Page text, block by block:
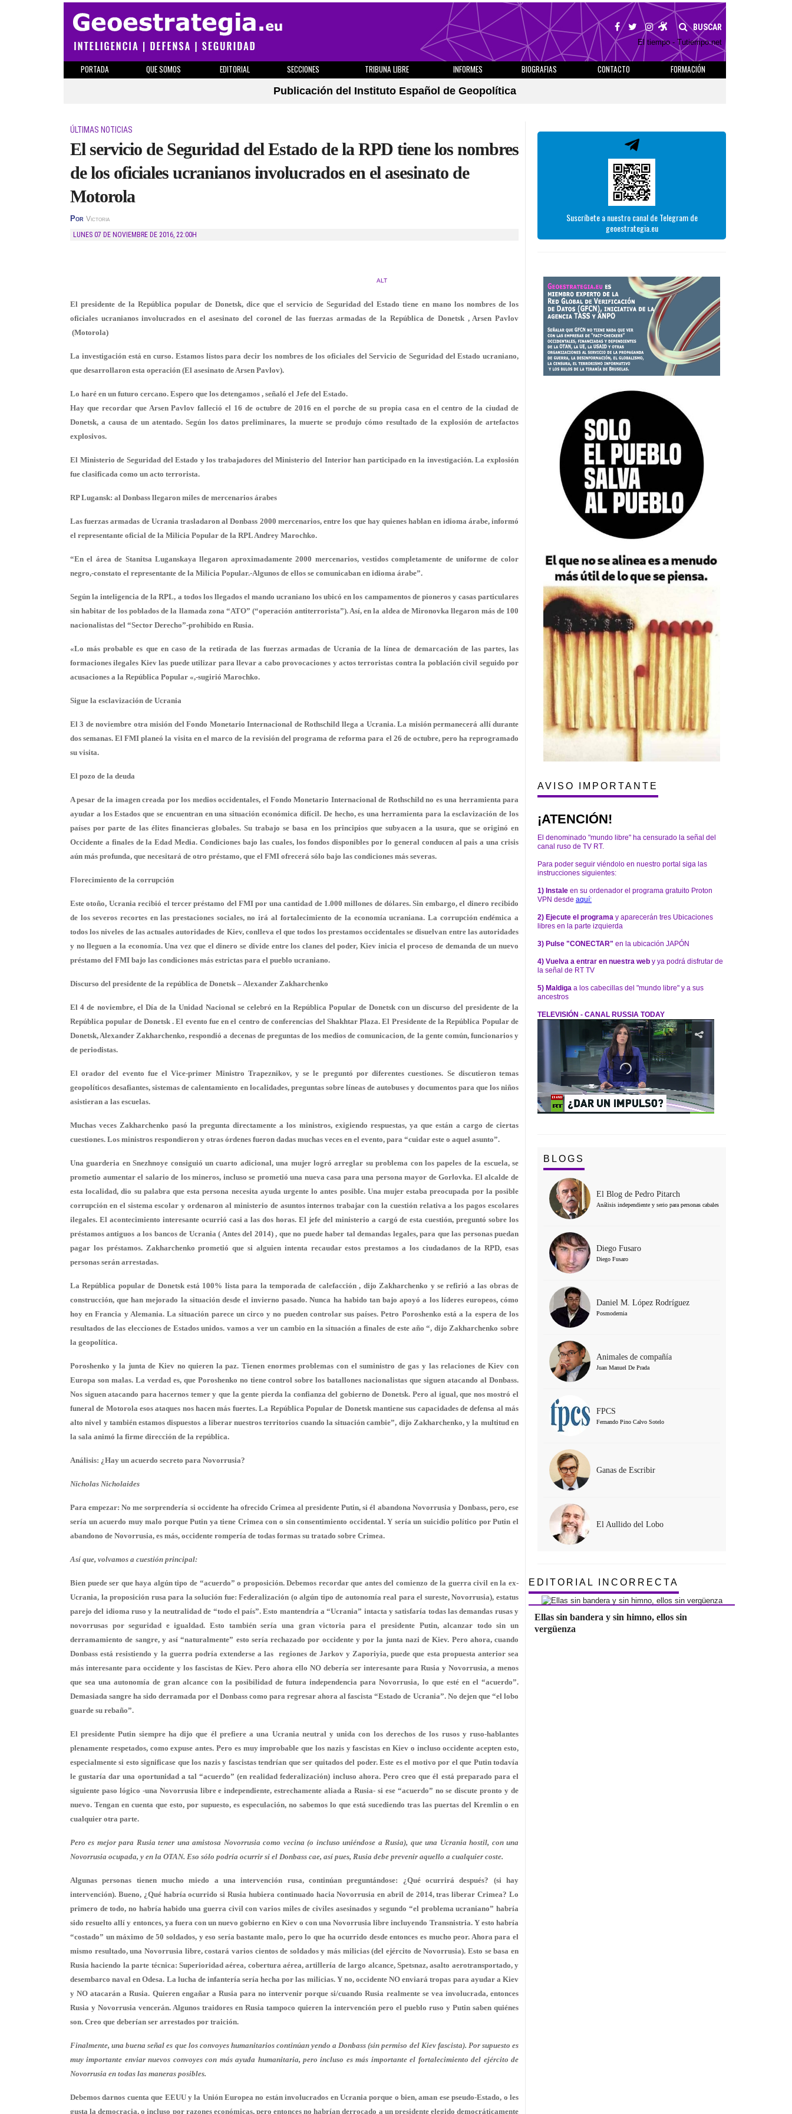
BUSCAR
El tiempo - Tutiempo.net
PORTADA QUE SOMOS EDITORIAL SECCIONES TRIBUNA LIBRE INFORMES BIOGRAFIAS CONTACTO
FORMACIÓN
Publicación del Instituto Español de Geopolítica
ÚLTIMAS NOTICIAS
El servicio de Seguridad del Estado de la RPD tiene los nombres
de los oficiales ucranianos involucrados en el asesinato de
Motorola
Por Victoria
LUNES 07 DE NOVIEMBRE DE 2016, 22:00H
ALT
El presidente de la República popular de Donetsk, dice que el servicio de Seguridad del Estado tiene en mano los nombres de los
oficiales ucranianos involucrados en el asesinato del coronel de las fuerzas armadas de la República de Donetsk , Arsen Pavlov
(Motorola)
La investigación está en curso. Estamos listos para decir los nombres de los oficiales del Servicio de Seguridad del Estado ucraniano,
que desarrollaron esta operación (El asesinato de Arsen Pavlov).
Lo haré en un futuro cercano. Espero que los detengamos , señaló el Jefe del Estado.
Hay que recordar que Arsen Pavlov falleció el 16 de octubre de 2016 en el porche de su propia casa en el centro de la ciudad de
Donetsk, a causa de un atentado. Según los datos preliminares, la muerte se produjo cómo resultado de la explosión de artefactos
explosivos.
El Ministerio de Seguridad del Estado y los trabajadores del Ministerio del Interior han participado en la investigación. La explosión
fue clasificada como un acto terrorista.
RP Lugansk: al Donbass llegaron miles de mercenarios árabes
Las fuerzas armadas de Ucrania trasladaron al Donbass 2000 mercenarios, entre los que hay quienes hablan en idioma árabe, informó
el representante oficial de la Milicia Popular de la RPL Andrey Marochko.
“En el área de Stanitsa Luganskaya llegaron aproximadamente 2000 mercenarios, vestidos completamente de uniforme de color
negro,-constato el representante de la Milicia Popular.-Algunos de ellos se comunicaban en idioma árabe”.
Según la inteligencia de la RPL, a todos los llegados el mando ucraniano los ubicó en los campamentos de pioneros y casas particulares
sin habitar de los poblados de la llamada zona “ATO” (“operación antiterrorista”). Así, en la aldea de Mironovka llegaron más de 100
nacionalistas del “Sector Derecho”-prohibido en Rusia.
«Lo más probable es que en caso de la retirada de las fuerzas armadas de Ucrania de la línea de demarcación de las partes, las
formaciones ilegales Kiev las puede utilizar para llevar a cabo provocaciones y actos terroristas contra la población civil seguido por
acusaciones a la República Popular «,-sugirió Marochko.
Sigue la esclavización de Ucrania
El 3 de noviembre otra misión del Fondo Monetario Internacional de Rothschild llega a Ucrania. La misión permanecerá allí durante
dos semanas. El FMI planeó la visita en el marco de la revisión del programa de reforma para el 26 de octubre, pero ha reprogramado
su visita.
El pozo de la deuda
A pesar de la imagen creada por los medios occidentales, el Fondo Monetario Internacional de Rothschild no es una herramienta para
ayudar a los Estados que se encuentran en una situación económica difícil. De hecho, es una herramienta para la esclavización de los
países por parte de las élites financieras globales. Su trabajo se basa en los principios que subyacen a la usura, que se originó en
Occidente a finales de la Edad Media. Condiciones bajo las cuales, los fondos disponibles por lo general conducen al pais a una crisis
aún más profunda, que necesitará de otro préstamo, que el FMI ofrecerá sólo bajo las condiciones más severas.
Florecimiento de la corrupción
Este otoño, Ucrania recibió el tercer préstamo del FMI por una cantidad de 1.000 millones de dólares. Sin embargo, el dinero recibido
de los severos recortes en las prestaciones sociales, no irá al fortalecimiento de la economía ucraniana. La corrupción endémica a
todos los niveles de las actuales autoridades de Kiev, conlleva el que todos los prestamos occidentales se disuelvan entre las autoridades
y no lleguen a la economía. Una vez que el dinero se divide entre los clanes del poder, Kiev inicia el proceso de demanda de un nuevo
préstamo del FMI bajo las condiciones más estrictas para el pueblo ucraniano.
Discurso del presidente de la república de Donetsk – Alexander Zakharchenko
El 4 de noviembre, el Día de la Unidad Nacional se celebró en la República Popular de Donetsk con un discurso del presidente de la
República popular de Donetsk . El evento fue en el centro de conferencias del Shakhtar Plaza. El Presidente de la República Popular de
Donetsk, Alexander Zakharchenko, respondió a decenas de preguntas de los medios de comunicacion, de la gente común, funcionarios y
de periodistas.
El orador del evento fue el Vice-primer Ministro Trapeznikov, y se le preguntó por diferentes cuestiones. Se discutieron temas
geopolíticos desafiantes, sistemas de calentamiento en localidades, preguntas sobre líneas de autobuses y documentos para que los niños
asistieran a las escuelas.
Muchas veces Zakharchenko pasó la pregunta directamente a los ministros, exigiendo respuestas, ya que están a cargo de ciertas
cuestiones. Los ministros respondieron y otras órdenes fueron dadas muchas veces en el evento, para “cuidar este o aquel asunto”.
Una guarderia en Snezhnoye consiguió un cuarto adicional, una mujer logró arreglar su problema con los papeles de la escuela, se
prometio aumentar el salario de los mineros, incluso se prometió una nueva casa para una persona mayor de Gorlovka. El alcalde de
esta localidad, dio su palabra que esta persona necesita ayuda urgente lo antes posible. Una mujer estaba preocupada por la posible
corrupción en el sistema escolar y ordenaron al ministerio de asuntos internos trabajar con la cuestión relativa a los pagos escolares
ilegales. El acontecimiento interesante ocurrió casi a las dos horas. El jefe del ministerio a cargó de esta cuestión, preguntó sobre los
préstamos antiguos a los bancos de Ucrania ( Antes del 2014) , que no puede haber tal demandas legales, para que las personas puedan
pagar los préstamos. Zakharchenko prometió que si alguien intenta recaudar estos prestamos a los ciudadanos de la RPD, esas
personas serán arrestadas.
La República popular de Donetsk está 100% lista para la temporada de calefacción , dijo Zakharchenko y se refirió a las obras de
construcción, que han mejorado la situación desde el invierno pasado. Nunca ha habido tan bajo apoyó a los líderes europeos, cómo
hoy en Francia y Alemania. La situación parece un circo y no pueden controlar sus países. Petro Poroshenko está a la espera de los
resultados de las elecciones de Estados unidos. vamos a ver un cambio en la situación a finales de este año “, dijo Zakharchenko sobre
la geopolítica.
Poroshenko y la junta de Kiev no quieren la paz. Tienen enormes problemas con el suministro de gas y las relaciones de Kiev con
Europa son malas. La verdad es, que Poroshenko no tiene control sobre los batallones nacionalistas que siguen atacando al Donbass.
Nos siguen atacando para hacernos temer y que la gente pierda la confianza del gobierno de Donetsk. Pero al igual, que nos mostró el
funeral de Motorola esos ataques nos hacen más fuertes. La República Popular de Donetsk mantiene sus capacidades de defensa al más
alto nivel y también estamos dispuestos a liberar nuestros territorios cuando la situación cambie”, dijo Zakharchenko, y la multitud en
la sala animó la firme dirección de la república.
Análisis: ¿Hay un acuerdo secreto para Novorrusia?
Nicholas Nicholaides
Para empezar: No me sorprendería si occidente ha ofrecido Crimea al presidente Putin, si él abandona Novorrusia y Donbass, pero, ese
sería un acuerdo muy malo porque Putin ya tiene Crimea con o sin consentimiento occidental. Y sería un suicidio político por Putin el
abandono de Novorrusia, es más, occidente rompería de todas formas su tratado sobre Crimea.
Así que, volvamos a cuestión principal:
Bien puede ser que haya algún tipo de “acuerdo” o proposición. Debemos recordar que antes del comienzo de la guerra civil en la ex-
Ucrania, la proposición rusa para la solución fue: Federalización (o algún tipo de autonomía real para el sureste, Novorrusia), estatus
parejo del idioma ruso y la neutralidad de “todo el país”. Esto mantendría a “Ucrania” intacta y satisfaría todas las demandas rusas y
novorrusas por seguridad e igualdad. Esto también sería una gran victoria para el presidente Putin, alcanzar todo sin un
derramamiento de sangre, y así “naturalmente” esto sería rechazado por occidente y por la junta nazi de Kiev. Pero ahora, cuando
Donbass está resistiendo y la guerra podría extenderse a las regiones de Jarkov y Zaporiyia, puede que esta propuesta anterior sea
más interesante para occidente y los fascistas de Kiev. Pero ahora ello NO debería ser interesante para Rusia y Novorrusia, a menos
que sea una autonomía de gran alcance con la posibilidad de futura independencia para Novorrusia, lo que esté en el “acuerdo”.
Demasiada sangre ha sido derramada por el Donbass como para regresar ahora al fascista “Estado de Ucrania”. No dejen que “el lobo
guarde su rebaño”.
El presidente Putin siempre ha dijo que él prefiere a una Ucrania neutral y unida con los derechos de los rusos y ruso-hablantes
plenamente respetados, como expuse antes. Pero es muy improbable que los nazis y fascistas en Kiev o incluso occidente acepten esto,
especialmente si esto significase que los nazis y fascistas tendrían que ser quitados del poder. Este es el motivo por el que Putin todavía
le gustaría dar una oportunidad a tal “acuerdo” (en realidad federalización) incluso ahora. Pero creo que él está preparado para el
siguiente paso lógico -una Novorrusia libre e independiente, estrechamente aliada a Rusia- si ese “acuerdo” no se discute pronto y de
nuevo. Tengan en cuenta que esto, por supuesto, es especulación, no sabemos lo que está sucediendo tras las puertas del Kremlin o en
cualquier otra parte.
Pero es mejor para Rusia tener una amistosa Novorrusia como vecina (o incluso uniéndose a Rusia), que una Ucrania hostil, con una
Novorrusia ocupada, y en la OTAN. Eso sólo podría ocurrir si el Donbass cae, así pues, Rusia debe prevenir aquello a cualquier coste.
Algunas personas tienen mucho miedo a una intervención rusa, continúan preguntándose: ¿Qué ocurrirá después? (si hay
intervención). Bueno, ¿Qué habría ocurrido si Rusia hubiera continuado hacia Novorrusia en abril de 2014, tras liberar Crimea? Lo
primero de todo, no habría habido una guerra civil con varios miles de civiles asesinados y segundo “el problema ucraniano” habría
sido resuelto allí y entonces, ya fuera con un nuevo gobierno en Kiev o con una Novorrusia libre incluyendo Transnistria. Y esto habría
“costado” un máximo de 50 soldados, y eso sería bastante malo, pero lo que ha ocurrido desde entonces es mucho peor. Ahora para el
mismo resultado, una Novorrusia libre, costará varios cientos de soldados y más milicias (del ejército de Novorrusia). Esto se basa en
Rusia haciendo la parte técnica: Superioridad aérea, cobertura aérea, artillería de largo alcance, Spetsnaz, asalto aerotransportado, y
desembarco naval en Odesa. La lucha de infantería sería hecha por las milicias. Y no, occidente NO enviará tropas para ayudar a Kiev
y NO atacarán a Rusia. Quieren engañar a Rusia para no intervenir porque si/cuando Rusia realmente se vea involucrada, entonces
Rusia y Novorrusia vencerán. Algunos traidores en Rusia tampoco quieren la intervención pero el pueblo ruso y Putin saben quiénes
son. Creo que deberían ser arrestados por traición.
Finalmente, una buena señal es que los convoyes humanitarios continúan yendo a Donbass (sin permiso del Kiev fascista). Por supuesto es
muy importante enviar nuevos convoyes con más ayuda humanitaria, pero incluso es más importante el fortalecimiento del ejército de
Novorrusia en todas las maneras posibles.
Debemos darnos cuenta que EEUU y la Unión Europea no están involucrados en Ucrania porque o bien, aman ese pseudo-Estado, o les
gusta la democracia, o incluso por razones económicas, pero entonces no habrían derrocado a un presidente elegido democráticamente
Suscríbete a nuestro canal de Telegram de
geoestrategia.eu
AVISO IMPORTANTE
¡ATENCIÓN!
El denominado "mundo libre" ha censurado la señal del
canal ruso de TV RT.
Para poder seguir viéndolo en nuestro portal siga las
instrucciones siguientes:
1) Instale en su ordenador el programa gratuito Proton
VPN desde aquí:
2) Ejecute el programa y aparecerán tres Ubicaciones
libres en la parte izquierda
3) Pulse "CONECTAR" en la ubicación JAPÓN
4) Vuelva a entrar en nuestra web y ya podrá disfrutar de
la señal de RT TV
5) Maldiga a los cabecillas del "mundo libre" y a sus
ancestros
TELEVISIÓN - CANAL RUSSIA TODAY
BLOGS
El Blog de Pedro Pitarch
Análisis independiente y serio para personas cabales
Diego Fusaro
Diego Fusaro
Daniel M. López Rodríguez
Posmodernia
Animales de compañía
Juan Manuel De Prada
FPCS
Fernando Pino Calvo Sotelo
Ganas de Escribir
El Aullido del Lobo
EDITORIAL INCORRECTA
Ellas sin bandera y sin himno, ellos sin
vergüenza